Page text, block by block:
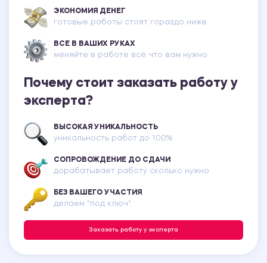
ЭКОНОМИЯ ДЕНЕГ
готовые работы стоят гораздо ниже
ВСЕ В ВАШИХ РУКАХ
меняйте в работе всё что вам нужно
Почему стоит заказать работу у
эксперта?
ВЫСОКАЯ УНИКАЛЬНОСТЬ
уникальность работ до 100%
СОПРОВОЖДЕНИЕ ДО СДАЧИ
дорабатывает работу сколько нужно
БЕЗ ВАШЕГО УЧАСТИЯ
делаем "под ключ"
Заказать работу у эксперта